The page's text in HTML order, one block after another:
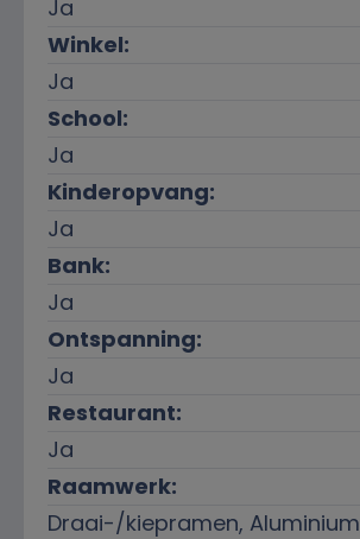
Ja
Winkel:
Ja
School:
Ja
Kinderopvang:
Ja
Bank:
Ja
Ontspanning:
Ja
Restaurant:
Ja
Raamwerk:
Draai-/kiepramen, Aluminium